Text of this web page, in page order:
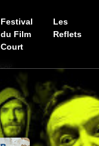
Festival
du Film
Court
Les
Reflets